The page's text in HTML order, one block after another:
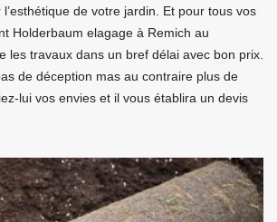
de votre jardin. Et pour tous vos
Holderbaum elagage à Remich au
les travaux dans un bref délai avec bon prix.
de déception mas au contraire plus de
lui vos envies et il vous établira un devis